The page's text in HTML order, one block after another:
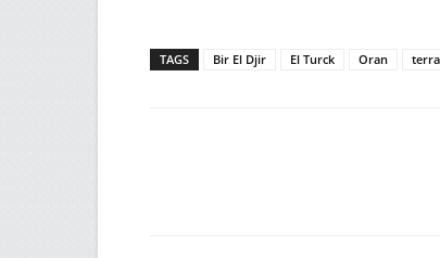
TAGS Bir El Djir El Turck Oran